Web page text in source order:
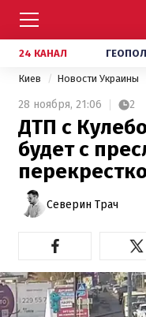
24 КАНАЛ
Киев Новости Украины
28 ноября, 21:06 2
ДТП с
будет с
Северин Трач